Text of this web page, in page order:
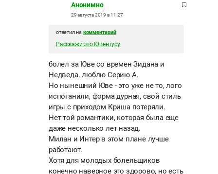
Анонимно
29 августа 2019 в 11:27
ответил на комментарий
Расскажи это Ювентусу
болел за Юве со времен Зидана и
Недведа. люблю Серию А.
Но нынешний Юве - это уже не то, лого
испоганили, форма дурная, свой стиль
игры с приходом Криша потеряли.
Нет той романтики, которая была еще
даже несколько лет назад.
Милан и Интер в этом плане лучше
работают.
Хотя для молодых болельщиков
конечно наверное это здорово, но есть